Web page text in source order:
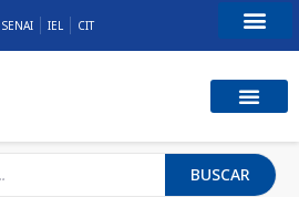
SENAI IEL CIT
BUSCAR